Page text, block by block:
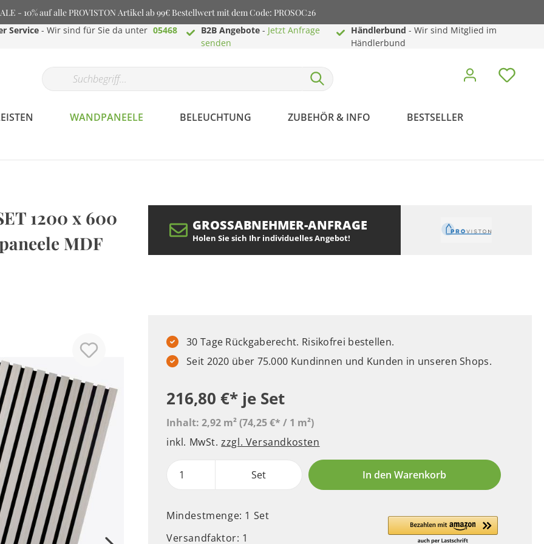
- 10% auf alle PROVISTON Artikel ab 99€ Bestellwert mit dem Code: PROSOC26
Service - Wir sind für Sie da unter 05468
B2B Angebote- Jetzt Anfrage
senden
Händlerbund - Wir sind Mitglied im
Händlerbund
WANDPANEELE BELEUCHTUNG ZUBEHÖR & INFO BESTSELLER
Bodenbeläge aller
1200 x 600
MDF
GROSSABNEHMER-ANFRAGE
Holen Sie sich Ihr individuelles Angebot!
30 Tage Rückgaberecht. Risikofrei bestellen.
Seit 2020 über 75.000 Kundinnen und Kunden in unseren Shops.
216,80 €* je Set
Inhalt: 2,92 m²(74,25 €* / 1 m²)
inkl. MwSt.zzgl. Versandkosten
Set In den Warenkorb
Mindestmenge: 1 Set
Versandfaktor: 1